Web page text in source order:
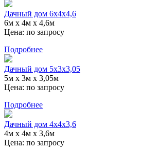
Дачный дом 6х4х4,6
6м х 4м х 4,6м
Цена: по запросу
Подробнее
Дачный дом 5х3х3,05
5м х 3м х 3,05м
Цена: по запросу
Подробнее
Дачный дом 4х4х3,6
4м х 4м х 3,6м
Цена: по запросу